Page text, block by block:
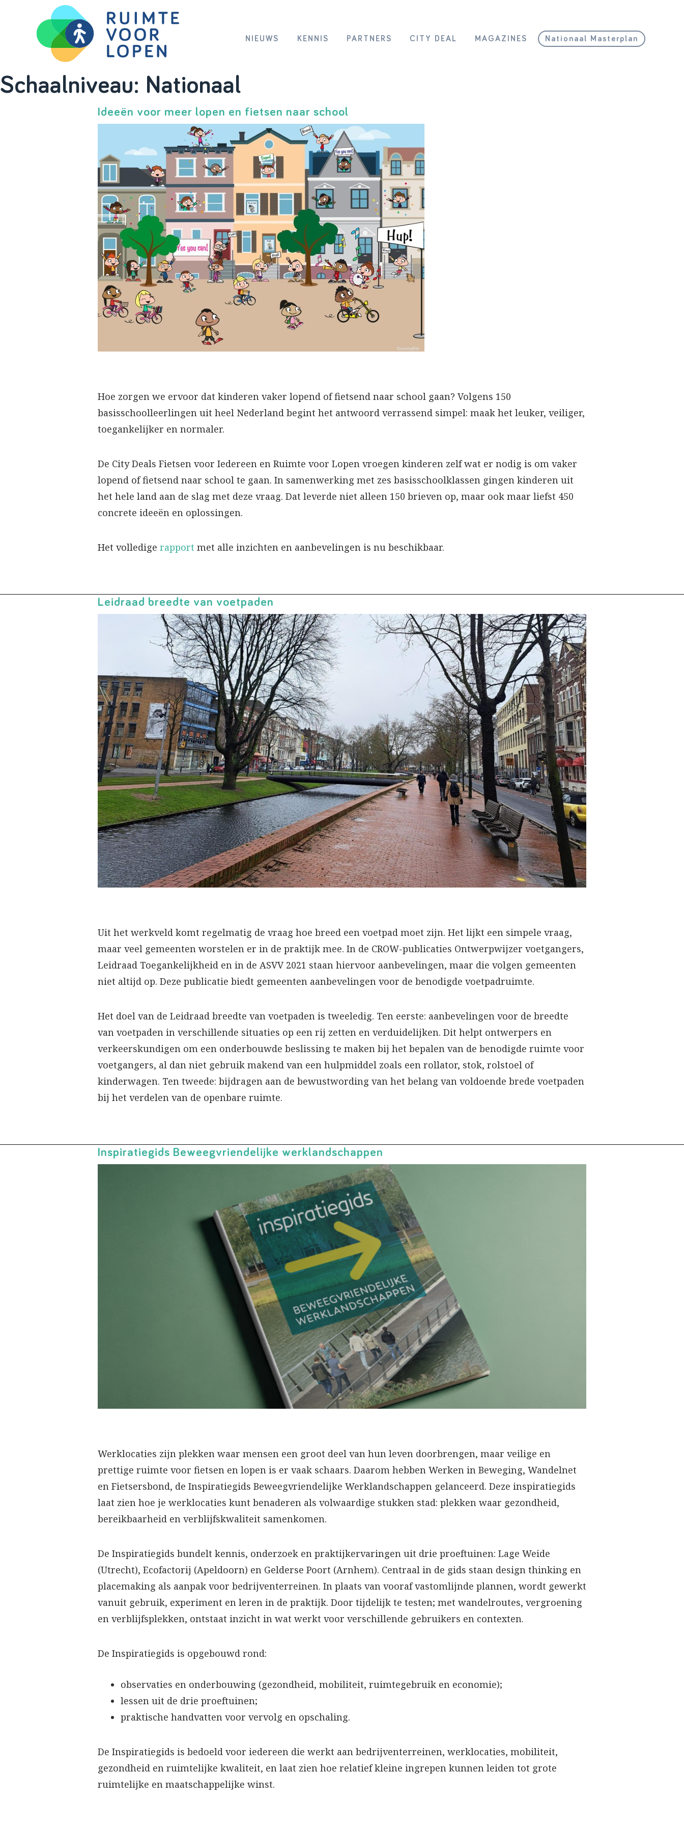
Skip
to
NIEUWS KENNIS PARTNERS CITY DEAL MAGAZINES Nationaal Masterplan
Schaalniveau: Nationaal
Ideeën voor meer lopen en fietsen naar school
Hoe zorgen we ervoor dat kinderen vaker lopend of fietsend naar school gaan? Volgens 150
basisschoolleerlingen uit heel Nederland begint het antwoord verrassend simpel: maak het leuker, veiliger,
toegankelijker en normaler.
De City Deals Fietsen voor Iedereen en Ruimte voor Lopen vroegen kinderen zelf wat er nodig is om vaker
lopend of fietsend naar school te gaan. In samenwerking met zes basisschoolklassen gingen kinderen uit
het hele land aan de slag met deze vraag. Dat leverde niet alleen 150 brieven op, maar ook maar liefst 450
concrete ideeën en oplossingen.
Het volledige rapport met alle inzichten en aanbevelingen is nu beschikbaar.
Leidraad breedte van voetpaden
Uit het werkveld komt regelmatig de vraag hoe breed een voetpad moet zijn. Het lijkt een simpele vraag,
maar veel gemeenten worstelen er in de praktijk mee. In de CROW-publicaties Ontwerpwijzer voetgangers,
Leidraad Toegankelijkheid en in de ASVV 2021 staan hiervoor aanbevelingen, maar die volgen gemeenten
niet altijd op. Deze publicatie biedt gemeenten aanbevelingen voor de benodigde voetpadruimte.
Het doel van de Leidraad breedte van voetpaden is tweeledig. Ten eerste: aanbevelingen voor de breedte
van voetpaden in verschillende situaties op een rij zetten en verduidelijken. Dit helpt ontwerpers en
verkeerskundigen om een onderbouwde beslissing te maken bij het bepalen van de benodigde ruimte voor
voetgangers, al dan niet gebruik makend van een hulpmiddel zoals een rollator, stok, rolstoel of
kinderwagen. Ten tweede: bijdragen aan de bewustwording van het belang van voldoende brede voetpaden
bij het verdelen van de openbare ruimte.
Inspiratiegids Beweegvriendelijke werklandschappen
Werklocaties zijn plekken waar mensen een groot deel van hun leven doorbrengen, maar veilige en
prettige ruimte voor fietsen en lopen is er vaak schaars. Daarom hebben Werken in Beweging, Wandelnet
en Fietsersbond, de Inspiratiegids Beweegvriendelijke Werklandschappen gelanceerd. Deze inspiratiegids
laat zien hoe je werklocaties kunt benaderen als volwaardige stukken stad: plekken waar gezondheid,
bereikbaarheid en verblijfskwaliteit samenkomen.
De Inspiratiegids bundelt kennis, onderzoek en praktijkervaringen uit drie proeftuinen: Lage Weide
(Utrecht), Ecofactorij (Apeldoorn) en Gelderse Poort (Arnhem). Centraal in de gids staan design thinking en
placemaking als aanpak voor bedrijventerreinen. In plaats van vooraf vastomlijnde plannen, wordt gewerkt
vanuit gebruik, experiment en leren in de praktijk. Door tijdelijk te testen; met wandelroutes, vergroening
en verblijfsplekken, ontstaat inzicht in wat werkt voor verschillende gebruikers en contexten.
De Inspiratiegids is opgebouwd rond:
observaties en onderbouwing (gezondheid, mobiliteit, ruimtegebruik en economie);
lessen uit de drie proeftuinen;
praktische handvatten voor vervolg en opschaling.
De Inspiratiegids is bedoeld voor iedereen die werkt aan bedrijventerreinen, werklocaties, mobiliteit,
gezondheid en ruimtelijke kwaliteit, en laat zien hoe relatief kleine ingrepen kunnen leiden tot grote
ruimtelijke en maatschappelijke winst.